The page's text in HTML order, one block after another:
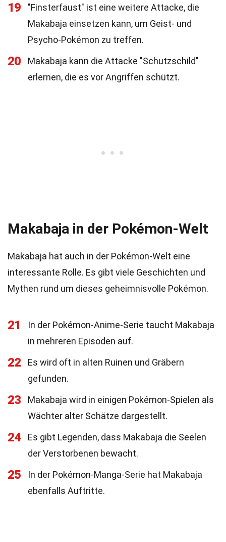
19
"Finsterfaust" ist eine weitere Attacke, die
Makabaja einsetzen kann, um Geist- und
Psycho-Pokémon zu treffen.
20
Makabaja kann die Attacke "Schutzschild"
erlernen, die es vor Angriffen schützt.
Makabaja in der Pokémon-Welt
Makabaja hat auch in der Pokémon-Welt eine
interessante Rolle. Es gibt viele Geschichten und
Mythen rund um dieses geheimnisvolle Pokémon.
21
In der Pokémon-Anime-Serie taucht Makabaja
in mehreren Episoden auf.
22
Es wird oft in alten Ruinen und Gräbern
gefunden.
23
Makabaja wird in einigen Pokémon-Spielen als
Wächter alter Schätze dargestellt.
24
Es gibt Legenden, dass Makabaja die Seelen
der Verstorbenen bewacht.
25
In der Pokémon-Manga-Serie hat Makabaja
ebenfalls Auftritte.